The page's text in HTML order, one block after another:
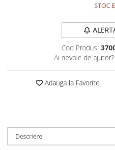
Produse incontinenta
Sare de baie
STOC
Cod Produs:
Ai nevoie de ajutor?
Adauga la Favorite
Descriere